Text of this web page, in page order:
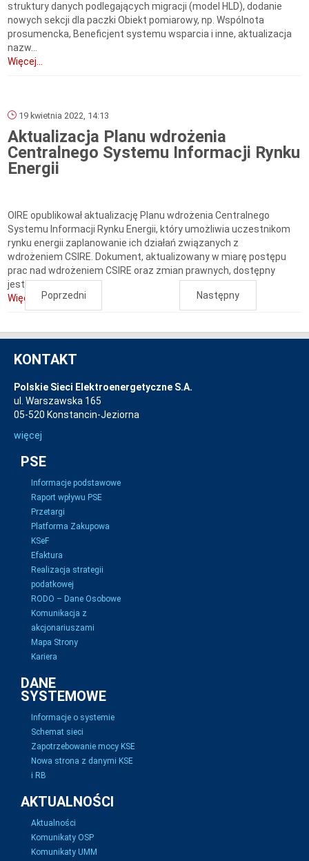
struktury danych podlegających migracji (model HLD), dodanie
nowych sekcji dla paczki Obiekt pomiarowy, np. Wspólnota
prosumencka, Beneficjent systemu wsparcia i inne, aktualizacja
nazw...
Więcej...
19 kwietnia 2022, 14:13
Aktualizacja Planu wdrożenia
Centralnego Systemu Informacji Rynku
Energii
OIRE opublikował aktualizację Planu wdrożenia Centralnego
Systemu Informacji Rynku Energii, który umożliwia uczestnikom
rynku energii zaplanowanie ich działań związanych z
wdrożeniem CSIRE. Dokument, aktualizowany w miarę postępu
prac nad wdrożeniem CSIRE oraz zmian prawnych, dostępny
jest tutaj .
Więcej...Poprzedni Następny
KONTAKT
Polskie Sieci Elektroenergetyczne S.A.
ul. Warszawska 165
05-520 Konstancin-Jeziorna
więcej
PSE
Informacje podstawowe
Raport wpływu PSE
Przetargi
Platforma Zakupowa
KSeF
Efaktura
Realizacja strategii
podatkowej
RODO – Dane Osobowe
Komunikacja z
akcjonariuszami
Mapa Strony
Kariera
DANE
SYSTEMOWE
Informacje o systemie
Schemat sieci
Zapotrzebowanie mocy KSE
Nowa strona z danymi KSE
i RB
AKTUALNOŚCI
Aktualności
Komunikaty OSP
Komunikaty UMM